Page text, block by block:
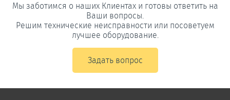
Мы заботимся о наших Клиентах и готовы ответить на
Ваши вопросы.
Решим технические неисправности или посоветуем
лучшее оборудование.
Задать вопрос